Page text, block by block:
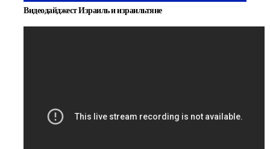
Видеодайджест Израиль и израильтяне